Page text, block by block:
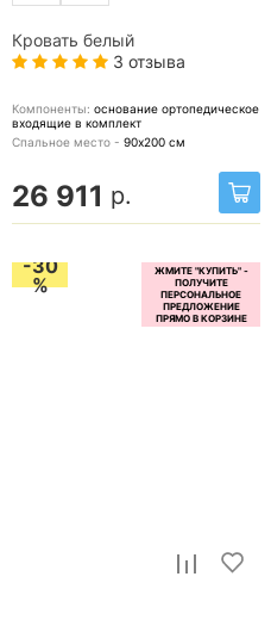
Кровать белый
3 отзыва
Компоненты: основание ортопедическое
входящие в комплект
Спальное место - 90х200 см
26 911 р.
-30
%